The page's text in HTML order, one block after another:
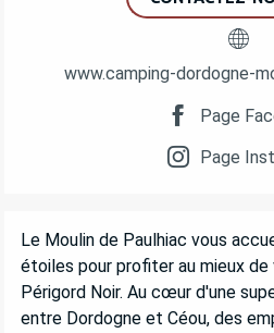
www.camping-dordogne-
Page
Page
DESCRIPTION
Le Moulin de Paulhiac vous
étoiles pour profiter au mieux de
Périgord Noir. Au cœur d'une
entre Dordogne et Céou, des